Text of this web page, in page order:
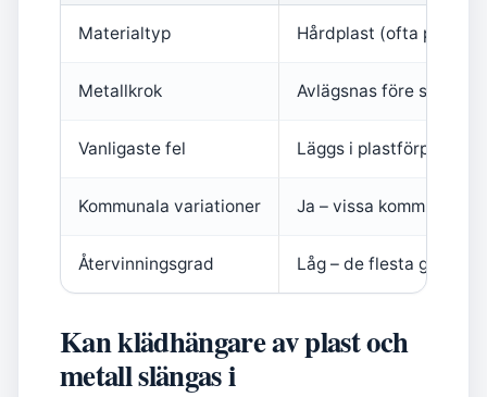
Materialtyp Hårdplast (ofta
Metallkrok Avlägsnas före
Vanligaste fel Läggs i
Kommunala variationer Ja – vissa kommuner
Återvinningsgrad Låg – de flesta galgar
Kan klädhängare av plast och
metall slängas i